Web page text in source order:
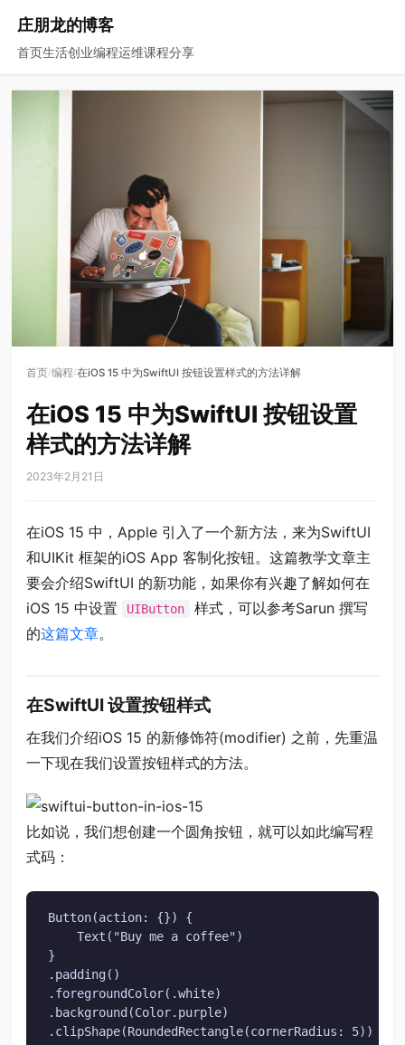
庄朋龙的博客
首页生活创业编程运维课程分享
首页/编程/在iOS 15 中为SwiftUI 按钮设置样式的方法详解
在iOS 15 中为SwiftUI 按钮设置
样式的方法详解
2023年2月21日
在iOS 15 中，Apple 引入了一个新方法，来为SwiftUI
和UIKit 框架的iOS App 客制化按钮。这篇教学文章主
要会介绍SwiftUI 的新功能，如果你有兴趣了解如何在
iOS 15 中设置
UIButton
样式，可以参考Sarun 撰写
的这篇文章。
在SwiftUI 设置按钮样式
在我们介绍iOS 15 的新修饰符(modifier) 之前，先重温
一下现在我们设置按钮样式的方法。
比如说，我们想创建一个圆角按钮，就可以如此编写程
式码：
Button(action: {}) {
    Text("Buy me a coffee")
}
.padding()
.foregroundColor(.white)
.background(Color.purple)
.clipShape(RoundedRectangle(cornerRadius: 5))